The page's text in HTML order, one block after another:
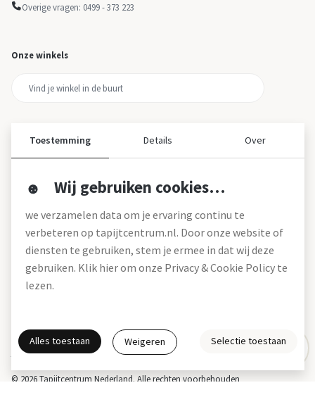
Overige vragen: 0499 - 373 223
Onze winkels
Over tapijtcentrum
Werken bij
Montageservice
Blog
© 2026 Tapijtcentrum Nederland. Alle rechten voorbehouden
Actie- en betalingsvoorwaarden * Disclaimer
Gratis interieuradvies
Toestemming Details Over
Wij gebruiken cookies…
we verzamelen data om je ervaring continu te
verbeteren op tapijtcentrum.nl. Door onze website of
diensten te gebruiken, stem je ermee in dat wij deze
gebruiken. Klik hier om onze Privacy & Cookie Policy te
lezen.
Alles toestaan Weigeren Selectie toestaan